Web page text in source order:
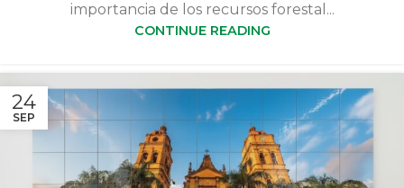
importancia de los recursos forestal...
CONTINUE READING
24
SEP